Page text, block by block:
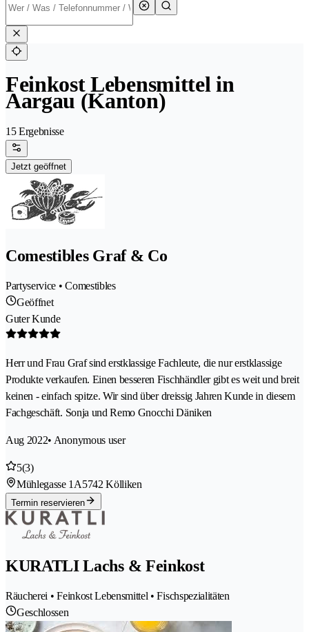
Feinkost Lebensmittel in
Aargau (Kanton)
15 Ergebnisse
Jetzt geöffnet
Comestibles Graf & Co
Partyservice • Comestibles
Geöffnet
Guter Kunde
Herr und Frau Graf sind erstklassige Fachleute, die nur erstklassige
Produkte verkaufen. Einen besseren Fischhändler gibt es weit und breit
keinen - einfach spitze. Wir sind über dreissig Jahren Kunde in diesem
Fachgeschäft. Sonja und Remo Gnocchi Däniken
Aug 2022• Anonymous user
5(3)
Mühlegasse 1A5742 Kölliken
Termin reservieren
KURATLI Lachs & Feinkost
Räucherei • Feinkost Lebensmittel • Fischspezialitäten
Geschlossen